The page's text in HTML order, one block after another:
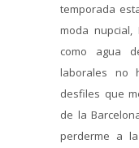
temporada
moda nupcial,
como agua
laborales no
desfiles que
de la
perderme a